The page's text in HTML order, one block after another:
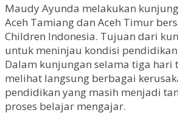
Maudy Ayunda melakukan
Aceh Tamiang dan Aceh Timur
Children Indonesia. Tujuan dari
untuk meninjau kondisi pendidikan
Dalam kunjungan selama tiga hari
melihat langsung berbagai
pendidikan yang masih menjadi
proses belajar mengajar.